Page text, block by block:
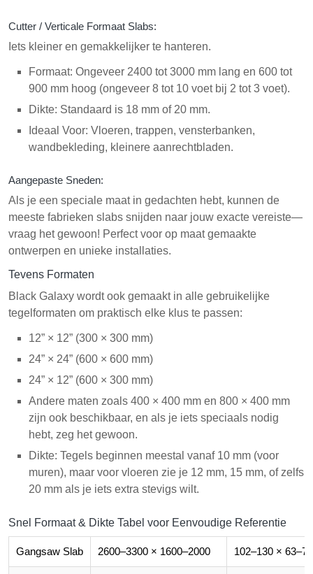
Cutter / Verticale Formaat Slabs:
Iets kleiner en gemakkelijker te hanteren.
Formaat: Ongeveer 2400 tot 3000 mm lang en 600 tot
900 mm hoog (ongeveer 8 tot 10 voet bij 2 tot 3 voet).
Dikte: Standaard is 18 mm of 20 mm.
Ideaal Voor: Vloeren, trappen, vensterbanken,
wandbekleding, kleinere aanrechtbladen.
Aangepaste Sneden:
Als je een speciale maat in gedachten hebt, kunnen de
meeste fabrieken slabs snijden naar jouw exacte vereiste—
vraag het gewoon! Perfect voor op maat gemaakte
ontwerpen en unieke installaties.
Tevens Formaten
Black Galaxy wordt ook gemaakt in alle gebruikelijke
tegelformaten om praktisch elke klus te passen:
12” × 12” (300 × 300 mm)
24” × 24” (600 × 600 mm)
24” × 12” (600 × 300 mm)
Andere maten zoals 400 × 400 mm en 800 × 400 mm
zijn ook beschikbaar, en als je iets speciaals nodig
hebt, zeg het gewoon.
Dikte: Tegels beginnen meestal vanaf 10 mm (voor
muren), maar voor vloeren zie je 12 mm, 15 mm, of zelfs
20 mm als je iets extra stevigs wilt.
Snel Formaat & Dikte Tabel voor Eenvoudige Referentie
Gangsaw Slab 2600–3300 × 1600–2000 102–130 × 63–79